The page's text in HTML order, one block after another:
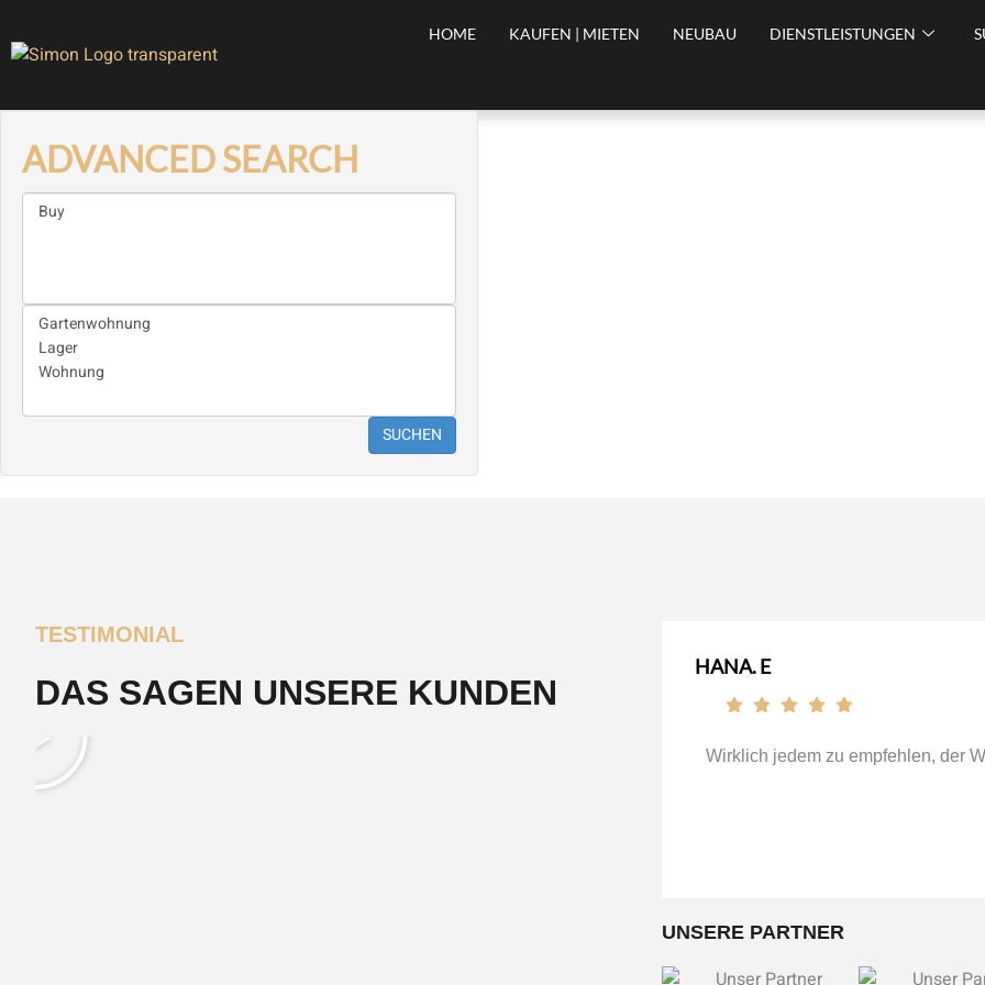
HOME KAUFEN | MIETEN NEUBAU DIENSTLEISTUNGEN
ADVANCED SEARCH
TESTIMONIAL
DAS SAGEN UNSERE KUNDEN
HANA. E
Wirklich jedem zu empfehlen, der
UNSERE PARTNER